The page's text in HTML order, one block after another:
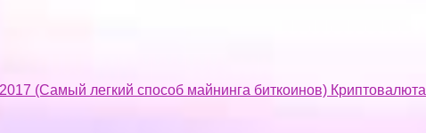
(Самый легкий способ майнинга биткоинов) Криптовалюта